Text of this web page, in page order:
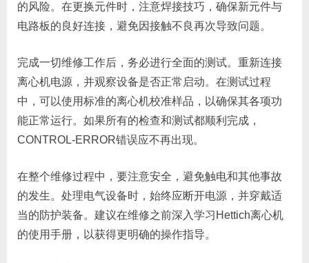
的风险。在更换元件时，注意焊接技巧，确保新元件与
电路板的良好连接，避免因接触不良再次导致问题。
完成一切维修工作后，务必进行全面的测试。重新连接
离心机电源，并观察设备是否正常启动。在测试过程
中，可以使用标准的离心机校准样品，以确保其各项功
能正常运行。如果所有的检查和测试都顺利完成，
CONTROL-ERROR错误应不再出现。
在整个维修过程中，要注意安全，避免触电和其他事故
的发生。处理电气设备时，始终应断开电源，并穿戴适
当的防护装备。建议在维修之前深入学习Hettich离心机
的使用手册，以获得更明确的操作指导。